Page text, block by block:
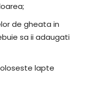
de gheata in
sa ii adaugati
lapte